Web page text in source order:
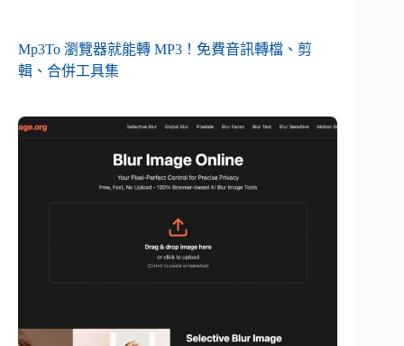
Mp3To 瀏覽器就能轉 MP3！免費音訊轉檔、剪
輯、合併工具集